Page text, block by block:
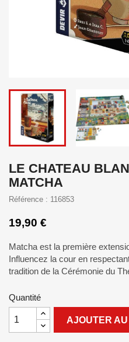
LE CHATEAU
MATCHA
Référence : 116853
19,90 €
Matcha est la première
Influencez la cour en
tradition de la Cérémonie du
Quantité
AJOUTER